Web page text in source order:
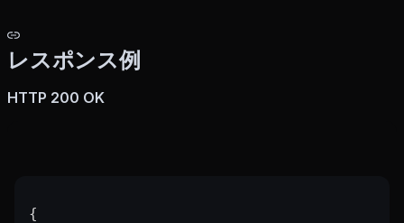
レスポンス例
HTTP 200 OK
{